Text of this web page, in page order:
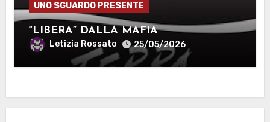
UNO SGUARDO PRESENTE
“LIBERA” DALLA MAFIA
Letizia Rossato 25/05/2026